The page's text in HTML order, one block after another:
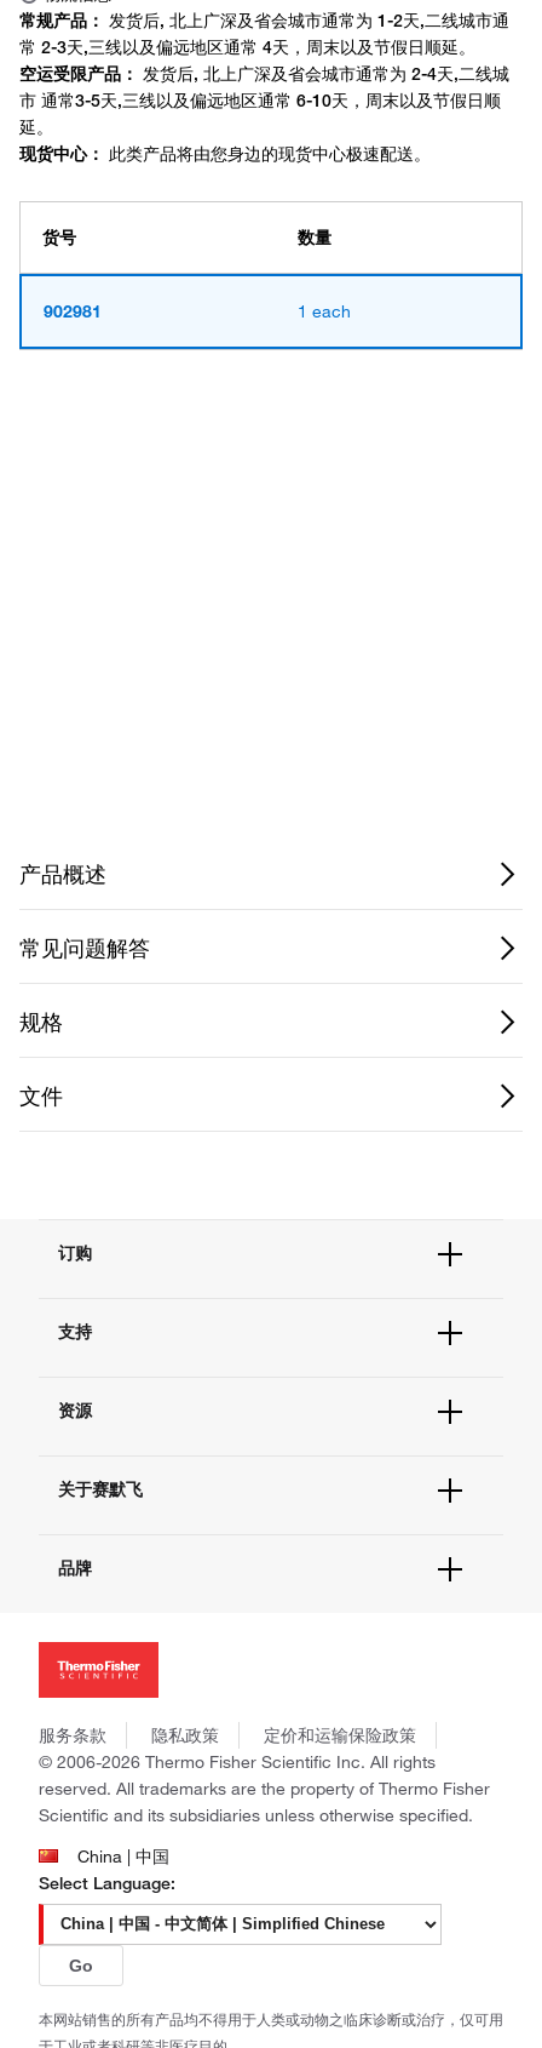
货号 数量
902981 1 each
产品概述
常见问题解答
规格
文件
订购
订单状态查询
订单支持
现货供应中心
支持
联系我们 - 400 820 8982
查找文件&证书
资源
学习中心
促销
社交媒体
关于赛默飞
招聘
新闻
社会责任
商标
政策和通知
品牌
Applied Biosystems
Ion Torrent
Unity Lab Services
Patheon
服务条款 隐私政策
定价和运输保险政策
© 2006-2026 Thermo Fisher Scientific Inc. All rights
reserved. All trademarks are the property of Thermo Fisher
Scientific and its subsidiaries unless otherwise specified.
China | 中国
Select Language:
Go
本网站销售的所有产品均不得用于人类或动物之临床诊断或治疗，仅可用